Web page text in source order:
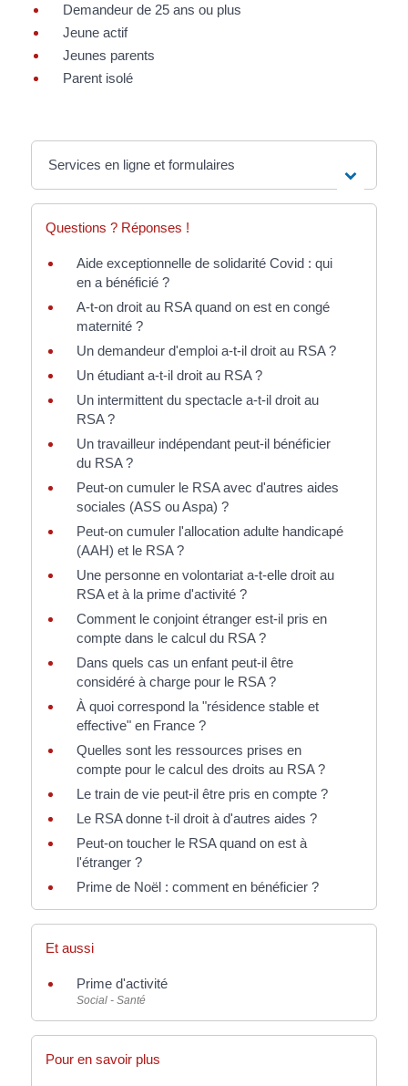
Demandeur de 25 ans ou plus
Jeune actif
Jeunes parents
Parent isolé
Services en ligne et formulaires
Questions ? Réponses !
Aide exceptionnelle de solidarité Covid : qui
en a bénéficié ?
A-t-on droit au RSA quand on est en congé
maternité ?
Un demandeur d'emploi a-t-il droit au RSA ?
Un étudiant a-t-il droit au RSA ?
Un intermittent du spectacle a-t-il droit au
RSA ?
Un travailleur indépendant peut-il bénéficier
du RSA ?
Peut-on cumuler le RSA avec d'autres aides
sociales (ASS ou Aspa) ?
Peut-on cumuler l'allocation adulte handicapé
(AAH) et le RSA ?
Une personne en volontariat a-t-elle droit au
RSA et à la prime d'activité ?
Comment le conjoint étranger est-il pris en
compte dans le calcul du RSA ?
Dans quels cas un enfant peut-il être
considéré à charge pour le RSA ?
À quoi correspond la "résidence stable et
effective" en France ?
Quelles sont les ressources prises en
compte pour le calcul des droits au RSA ?
Le train de vie peut-il être pris en compte ?
Le RSA donne t-il droit à d'autres aides ?
Peut-on toucher le RSA quand on est à
l'étranger ?
Prime de Noël : comment en bénéficier ?
Et aussi
Prime d'activité
Social - Santé
Pour en savoir plus